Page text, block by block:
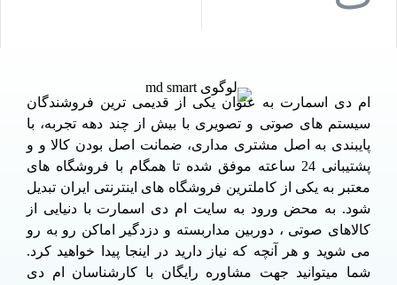
ام دی اسمارت به عنوان یکی از قدیمی ترین فروشندگان
سیستم های صوتی و تصویری با بیش از چند دهه تجربه، با
پایبندی به اصل مشتری مداری، ضمانت اصل بودن کالا و و
پشتیبانی 24 ساعته موفق شده تا همگام با فروشگاه های
معتبر به یکی از کاملترین فروشگاه های اینترنتی ایران تبدیل
شود. به محض ورود به سایت ام دی اسمارت با دنیایی از
کالاهای صوتی ، دوربین مداربسته و دزدگیر اماکن رو به رو
می شوید و هر آنچه که نیاز دارید در اینجا پیدا خواهید کرد.
شما میتوانید جهت مشاوره رایگان با کارشناسان ام دی